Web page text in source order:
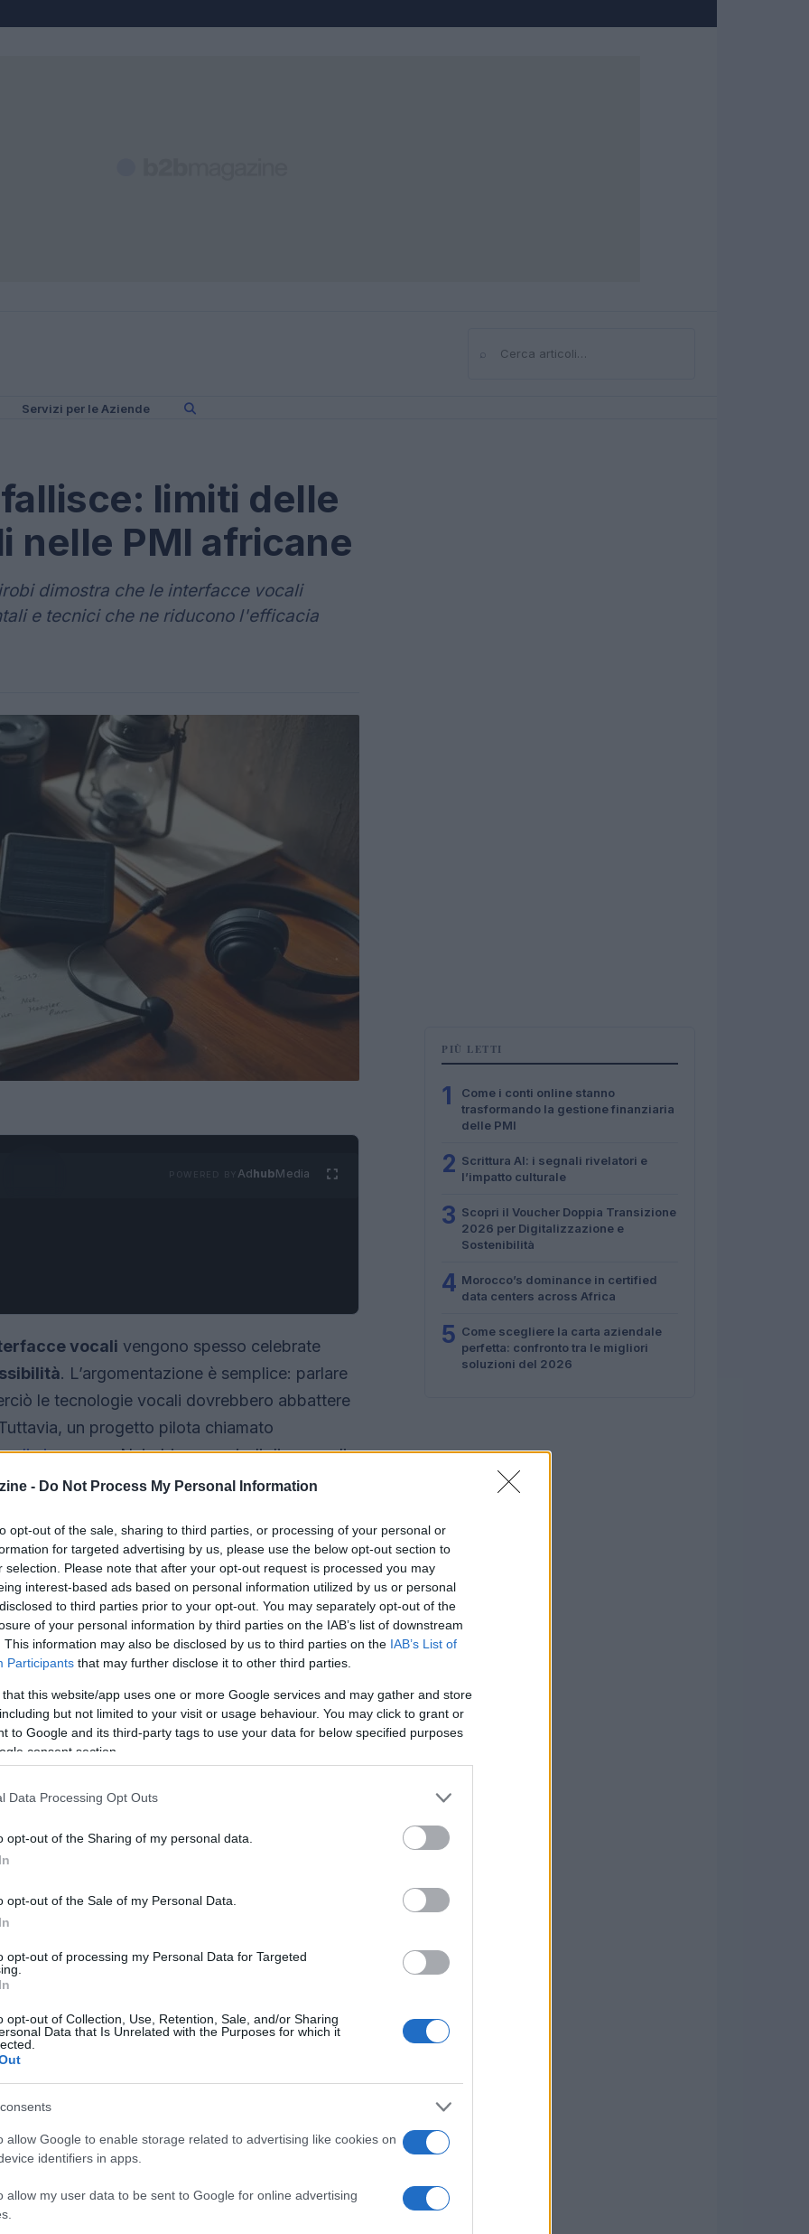
- Do Not Process My Personal Information
opt-out of the sale, sharing to third parties, or processing of your personal or
for targeted advertising by us, please use the below opt-out section to
selection. Please note that after your opt-out request is processed you may
interest-based ads based on personal information utilized by us or personal
to third parties prior to your opt-out. You may separately opt-out of the
of your personal information by third parties on the IAB’s list of downstream
This information may also be disclosed by us to third parties on the IAB’s List of
Participants that may further disclose it to other third parties.
that this website/app uses one or more Google services and may gather and store
but not limited to your visit or usage behaviour. You may click to grant or
to Google and its third-party tags to use your data for below specified purposes
consent section.
Data Processing Opt Outs
opt-out of the Sharing of my personal data.
opt-out of the Sale of my Personal Data.
opt-out of processing my Personal Data for Targeted
opt-out of Collection, Use, Retention, Sale, and/or Sharing
Data that Is Unrelated with the Purposes for which it
allow Google to enable storage related to advertising like cookies on
identifiers in apps.
allow my user data to be sent to Google for online advertising
⌕Cerca
Servizi per le Aziende
limiti delle
nelle PMI africane
dimostra che le interfacce vocali
e tecnici che ne riducono l'efficacia
AdhubMedia
vocali vengono spesso celebrate
. L’argomentazione è semplice: parlare
le tecnologie vocali dovrebbero abbattere
un progetto pilota chiamato
impresea Nairobi con periodi di prova di
la realtà operativa è molto meno lineare.
che non possono essere risolti solo con
e le implicazioni per chi progetta soluzioni
emerse nello studio — sociale,
pratiche per evitare che le
esclusione digitale. I numeri di mercato
il problema in un contesto più ampio.
dallo studio
commerciale ha mostrato che non è
parola: serve comprendere come comunica la
relazionale del commercio; il secondo è
riguarda i limiti degli attuali modelli di
PIÙ LETTI
1
Come i conti online stanno
trasformando la gestione finanziaria
delle PMI
2 Scrittura AI: i segnali rivelatori e
l’impatto culturale
3 Scopri il Voucher Doppia Transizione
2026 per Digitalizzazione e
Sostenibilità
4 Morocco’s dominance in certified
data centers across Africa
5 Come scegliere la carta aziendale
perfetta: confronto tra le migliori
soluzioni del 2026